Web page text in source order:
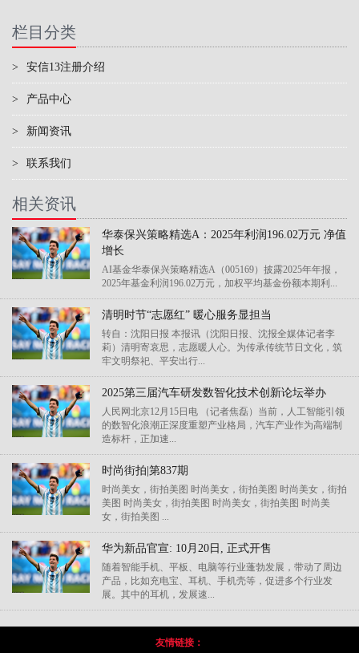
栏目分类
> 安信13注册介绍
> 产品中心
> 新闻资讯
> 联系我们
相关资讯
华泰保兴策略精选A：2025年利润196.02万元 净值
增长
AI基金华泰保兴策略精选A（005169）披露2025年年报，
2025年基金利润196.02万元，加权平均基金份额本期利...
清明时节“志愿红” 暖心服务显担当
转自：沈阳日报 本报讯（沈阳日报、沈报全媒体记者李
莉）清明寄哀思，志愿暖人心。为传承传统节日文化，筑
牢文明祭祀、平安出行...
2025第三届汽车研发数智化技术创新论坛举办
人民网北京12月15日电 （记者焦磊）当前，人工智能引领
的数智化浪潮正深度重塑产业格局，汽车产业作为高端制
造标杆，正加速...
时尚街拍|第837期
时尚美女，街拍美图 时尚美女，街拍美图 时尚美女，街拍
美图 时尚美女，街拍美图 时尚美女，街拍美图 时尚美
女，街拍美图 ...
华为新品官宣: 10月20日, 正式开售
随着智能手机、平板、电脑等行业蓬勃发展，带动了周边
产品，比如充电宝、耳机、手机壳等，促进多个行业发
展。其中的耳机，发展速...
友情链接：